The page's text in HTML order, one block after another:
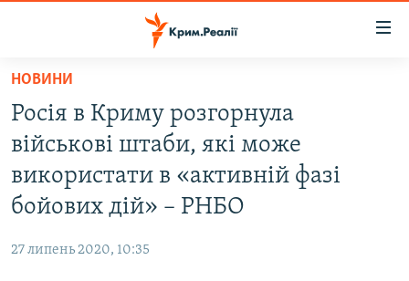
Перейти
основного
матеріалу
до
основної
Перейти
ПОЛІТИКА
НОВИНИ
Росія в Криму розгорнула
військові штаби, які може
використати в «активній фазі
бойових дій» – РНБО
27 липень 2020, 10:35